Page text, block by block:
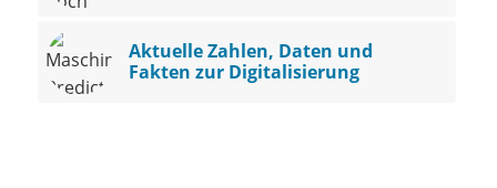
Aktuelle Zahlen, Daten und
Fakten zur Digitalisierung